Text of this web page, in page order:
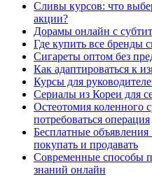
Сливы курсов: что
акции?
Дорамы онлайн с
Где купить все бренды
Сигареты оптом без
Как адаптироваться к
Курсы для
Сериалы из Кореи для
Остеотомия коленного
потребоваться операция
Бесплатные
покупать и продавать
Современные способы
знаний онлайн